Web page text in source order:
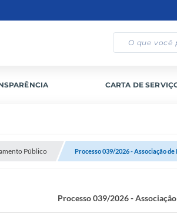
CARTA DE
Público Processo 039/2026 - Associação
Processo 039/2026 -